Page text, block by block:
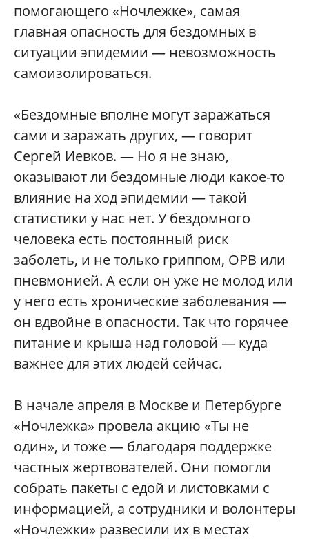
помогающего «Ночлежке», самая
главная опасность для бездомных в
ситуации эпидемии — невозможность
самоизолироваться.
«Бездомные вполне могут заражаться
сами и заражать других, — говорит
Сергей Иевков. — Но я не знаю,
оказывают ли бездомные люди какое-то
влияние на ход эпидемии — такой
статистики у нас нет. У бездомного
человека есть постоянный риск
заболеть, и не только гриппом, ОРВ или
пневмонией. А если он уже не молод или
у него есть хронические заболевания —
он вдвойне в опасности. Так что горячее
питание и крыша над головой — куда
важнее для этих людей сейчас.
В начале апреля в Москве и Петербурге
«Ночлежка» провела акцию «Ты не
один», и тоже — благодаря поддержке
частных жертвователей. Они помогли
собрать пакеты с едой и листовками с
информацией, а сотрудники и волонтеры
«Ночлежки» развесили их в местах